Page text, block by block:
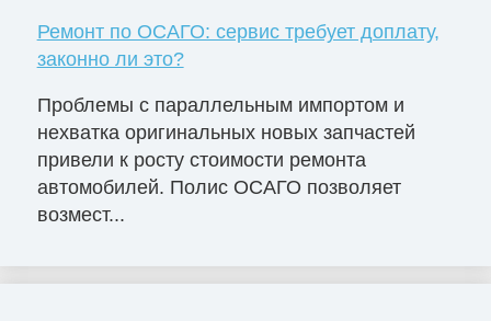
Ремонт по ОСАГО: сервис требует доплату,
законно ли это?
Проблемы с параллельным импортом и
нехватка оригинальных новых запчастей
привели к росту стоимости ремонта
автомобилей. Полис ОСАГО позволяет
возмест...